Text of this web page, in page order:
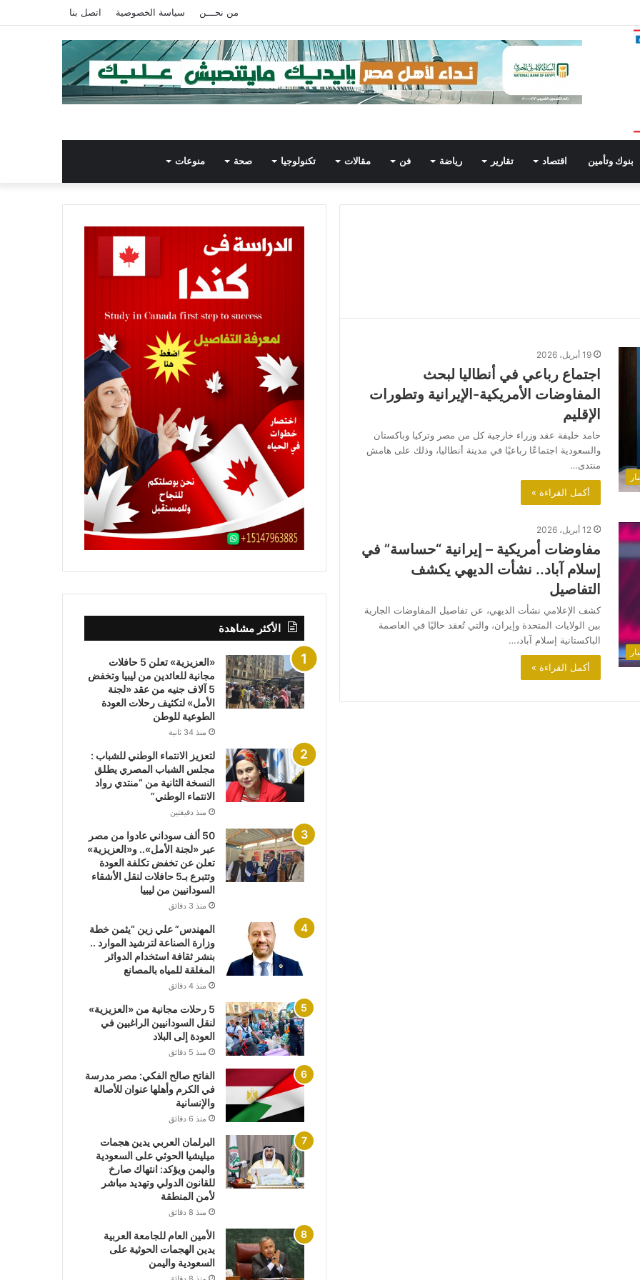
من نحـــن سياسة الخصوصية اتصل بنا
بنوك وتأمين اقتصاد تقارير رياضة فن مقالات تكنولوجيا صحة منوعات
19 أبريل، 2026
اجتماع رباعي في أنطاليا لبحث
المفاوضات الأمريكية-الإيرانية وتطورات
الإقليم
حامد خليفة عقد وزراء خارجية كل من مصر وتركيا وباكستان
والسعودية اجتماعًا رباعيًا في مدينة أنطاليا، وذلك على هامش
منتدى…
أكمل القراءة »
12 أبريل، 2026
مفاوضات أمريكية – إيرانية “حساسة” في
إسلام آباد.. نشأت الديهي يكشف
التفاصيل
كشف الإعلامي نشأت الديهي، عن تفاصيل المفاوضات الجارية
بين الولايات المتحدة وإيران، والتي تُعقد حاليًا في العاصمة
الباكستانية إسلام آباد،…
أكمل القراءة »
الأكثر مشاهدة
«العزيزية» تعلن 5 حافلات
مجانية للعائدين من ليبيا وتخفض
5 آلاف جنيه من عقد «لجنة
الأمل» لتكثيف رحلات العودة
الطوعية للوطن
منذ 34 ثانية
لتعزيز الانتماء الوطني للشباب :
مجلس الشباب المصري يطلق
النسخة الثانية من “منتدي رواد
الانتماء الوطني”
منذ دقيقتين
50 ألف سوداني عادوا من مصر
عبر «لجنة الأمل».. و«العزيزية»
تعلن عن تخفض تكلفة العودة
وتتبرع بـ5 حافلات لنقل الأشقاء
السودانيين من ليبيا
منذ 3 دقائق
المهندس” علي زين “يثمن خطة
وزارة الصناعة لترشيد الموارد ..
بنشر ثقافة استخدام الدوائر
المغلقة للمياه بالمصانع
منذ 4 دقائق
5 رحلات مجانية من «العزيزية»
لنقل السودانيين الراغبين في
العودة إلى البلاد
منذ 5 دقائق
الفاتح صالح الفكي: مصر مدرسة
في الكرم وأهلها عنوان للأصالة
والإنسانية
منذ 6 دقائق
البرلمان العربي يدين هجمات
ميليشيا الحوثي على السعودية
واليمن ويؤكد: انتهاك صارخ
للقانون الدولي وتهديد مباشر
لأمن المنطقة
منذ 8 دقائق
الأمين العام للجامعة العربية
يدين الهجمات الحوثية على
السعودية واليمن